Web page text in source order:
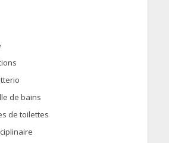
de bains
de toilettes